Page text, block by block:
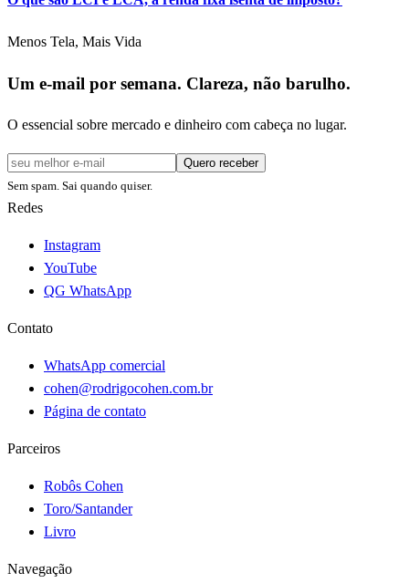
Menos Tela, Mais Vida
Um e-mail por semana. Clareza, não barulho.
O essencial sobre mercado e dinheiro com cabeça no lugar.
Quero receber
Sem spam. Sai quando quiser.
Redes
Instagram
YouTube
QG WhatsApp
Contato
WhatsApp comercial
cohen@rodrigocohen.com.br
Página de contato
Parceiros
Robôs Cohen
Toro/Santander
Livro
Navegação